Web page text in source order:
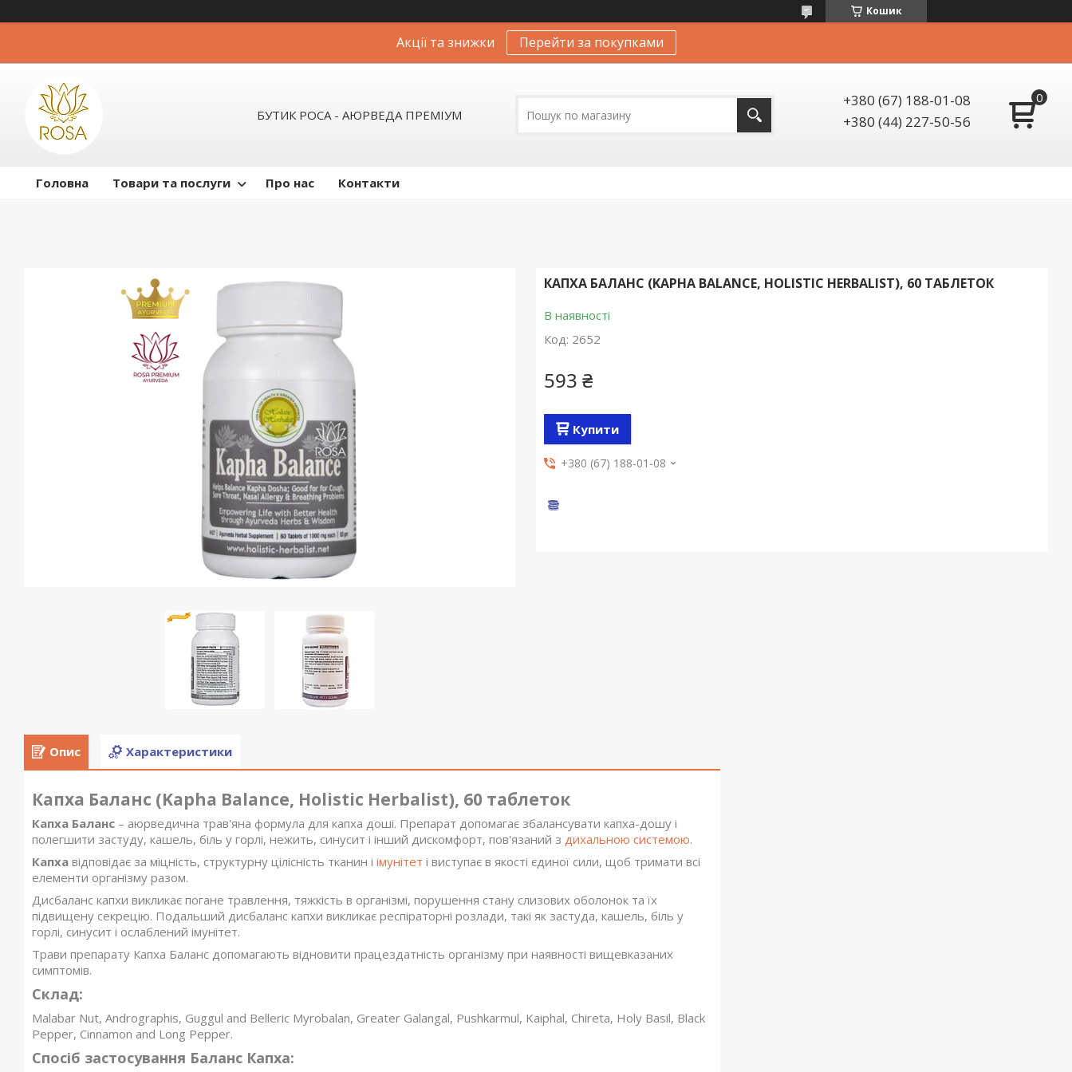
Кошик
Акції та знижки Перейти за покупками
БУТИК РОСА - АЮРВЕДА ПРЕМІУМ
+380 (67) 188-01-08
+380 (44) 227-50-56
Головна Товари та послуги Про нас Контакти
КАПХА БАЛАНС (KAPHA BALANCE, HOLISTIC HERBALIST), 60 ТАБЛЕТОК
В наявності
Код: 2652
593 ₴
Купити
+380 (67) 188-01-08
Опис Характеристики
Капха Баланс (Kapha Balance, Holistic Herbalist), 60 таблеток
Капха Баланс – аюрведична трав'яна формула для капха доші. Препарат допомагає збалансувати капха-дошу і
полегшити застуду, кашель, біль у горлі, нежить, синусит і інший дискомфорт, пов'язаний з дихальною системою.
Капха відповідає за міцність, структурну цілісність тканин і імунітет і виступає в якості єдиної сили, щоб тримати всі
елементи організму разом.
Дисбаланс капхи викликає погане травлення, тяжкість в організмі, порушення стану слизових оболонок та їх
підвищену секрецію. Подальший дисбаланс капхи викликає респіраторні розлади, такі як застуда, кашель, біль у
горлі, синусит і ослаблений імунітет.
Трави препарату Капха Баланс допомагають відновити працездатність організму при наявності вищевказаних
симптомів.
Склад:
Malabar Nut, Andrographis, Guggul and Belleric Myrobalan, Greater Galangal, Pushkarmul, Kaiphal, Chireta, Holy Basil, Black
Pepper, Cinnamon and Long Pepper.
Спосіб застосування Баланс Капха: